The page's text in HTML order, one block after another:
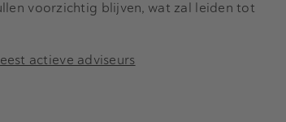
voorzichtig blijven, wat zal leiden tot
actieve adviseurs